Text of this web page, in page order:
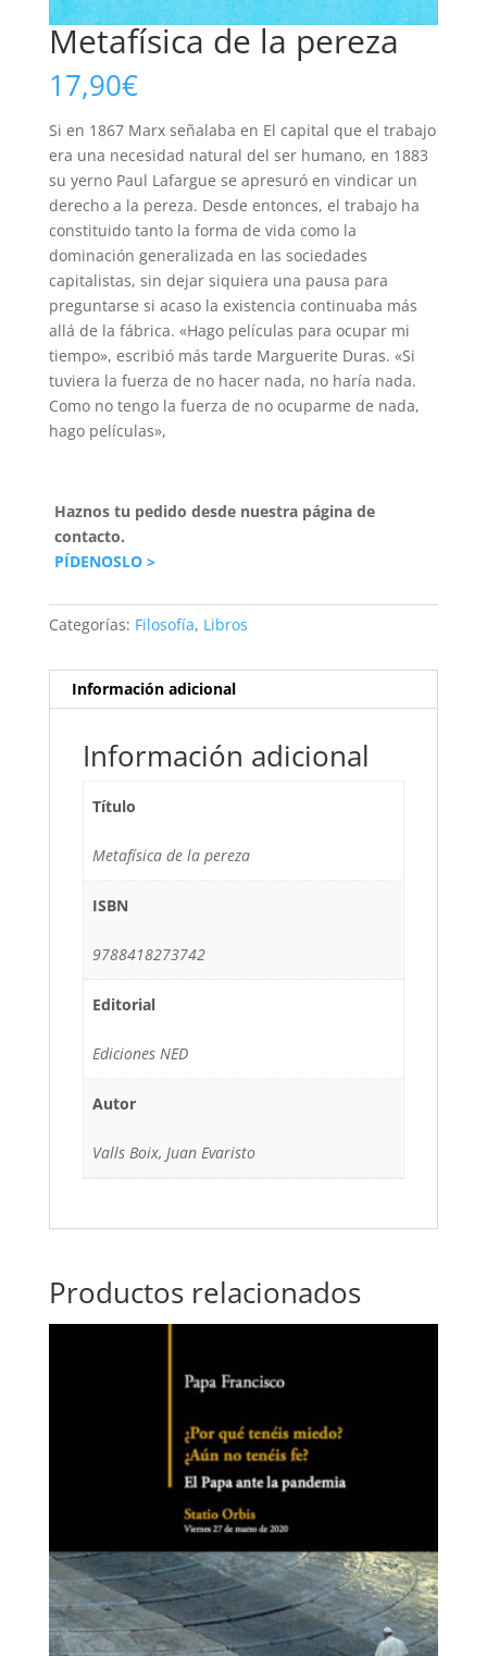
Metafísica de la pereza
17,90€
Si en 1867 Marx señalaba en El capital que el trabajo
era una necesidad natural del ser humano, en 1883
su yerno Paul Lafargue se apresuró en vindicar un
derecho a la pereza. Desde entonces, el trabajo ha
constituido tanto la forma de vida como la
dominación generalizada en las sociedades
capitalistas, sin dejar siquiera una pausa para
preguntarse si acaso la existencia continuaba más
allá de la fábrica. «Hago películas para ocupar mi
tiempo», escribió más tarde Marguerite Duras. «Si
tuviera la fuerza de no hacer nada, no haría nada.
Como no tengo la fuerza de no ocuparme de nada,
hago películas»,
Haznos tu pedido desde nuestra página de
contacto.
PÍDENOSLO >
Categorías: Filosofía, Libros
Información adicional
Información adicional
Título
Metafísica de la pereza
ISBN
9788418273742
Editorial
Ediciones NED
Autor
Valls Boix, Juan Evaristo
Productos relacionados